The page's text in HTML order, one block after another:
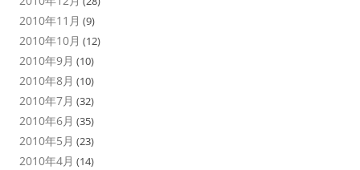
2010年11月 (9)
2010年10月 (12)
2010年9月 (10)
2010年8月 (10)
2010年7月 (32)
2010年6月 (35)
2010年5月 (23)
2010年4月 (14)